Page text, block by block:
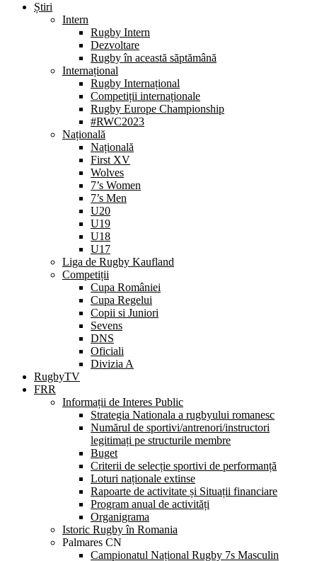
Știri
Intern
Rugby Intern
Dezvoltare
Rugby în această săptămână
Internațional
Rugby Internațional
Competiții internaționale
Rugby Europe Championship
#RWC2023
Națională
Națională
First XV
Wolves
7’s Women
7’s Men
U20
U19
U18
U17
Liga de Rugby Kaufland
Competiții
Cupa României
Cupa Regelui
Copii si Juniori
Sevens
DNS
Oficiali
Divizia A
RugbyTV
FRR
Informații de Interes Public
Strategia Nationala a rugbyului romanesc
Numărul de sportivi/antrenori/instructori
legitimați pe structurile membre
Buget
Criterii de selecție sportivi de performanță
Loturi naționale extinse
Rapoarte de activitate și Situații financiare
Program anual de activități
Organigrama
Istoric Rugby în Romania
Palmares CN
Campionatul Național Rugby 7s Masculin